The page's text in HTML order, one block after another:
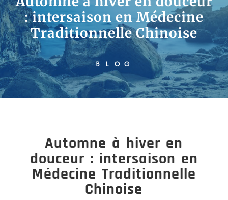
: intersaison en Médecine
Traditionnelle Chinoise
BLOG
Automne à hiver en
douceur : intersaison en
Médecine Traditionnelle
Chinoise